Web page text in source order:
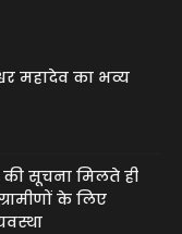
महादेव का भव्य
सूचना मिलते ही
के लिए